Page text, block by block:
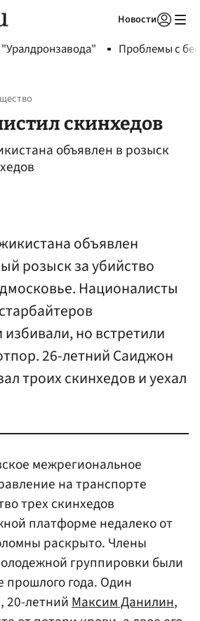
Новости
Проблемы с
скинхедов
объявлен в розыск
объявлен
розыск за убийство
Националисты
избивали, но встретили
26-летний Саиджон
троих скинхедов и уехал
межрегиональное
на транспорте
трех скинхедов
платформе недалеко от
раскрыто. Члены
группировки были
прошлого года. Один
20-летний Максим Данилин,